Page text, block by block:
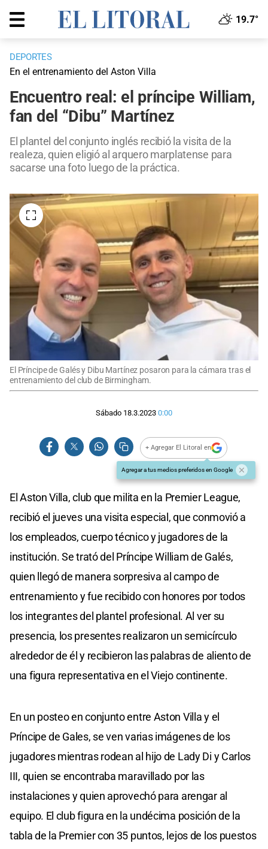
19.7°
DEPORTES
En el entrenamiento del Aston Villa
Encuentro real: el príncipe William,
fan del “Dibu” Martínez
El plantel del conjunto inglés recibió la visita de la
realeza, quien eligió al arquero marplatense para
sacarse una foto luego de la práctica.
El Príncipe de Galés y Dibu Martínez posaron para la cámara tras el
entrenamiento del club de Birmingham.
Sábado 18.3.2023 0:00
+ Agregar El Litoral en
Agregar a tus medios preferidos en Google
El Aston Villa, club que milita en la Premier League,
recibió el jueves una visita especial, que conmovió a
los empleados, cuerpo técnico y jugadores de la
institución. Se trató del Príncipe William de Galés,
quien llegó de manera sorpresiva al campo de
entrenamiento y fue recibido con honores por todos
los integrantes del plantel profesional. Al ver su
presencia, los presentes realizaron un semicírculo
alrededor de él y recibieron las palabras de aliento de
una figura representativa en el Viejo continente.
En un posteo en conjunto entre Aston Villa y el
Príncipe de Gales, se ven varias imágenes de los
jugadores mientras rodean al hijo de Lady Di y Carlos
III, quien se encontraba maravillado por las
instalaciones y quien aprovechó para arengar al
equipo. El club figura en la undécima posición de la
tabla de la Premier con 35 puntos, lejos de los puestos